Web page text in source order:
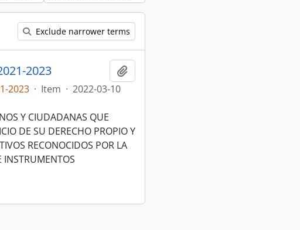
Exclude narrower terms
2023
2023 · Item · 2022-03-10
Y CIUDADANAS QUE
DE SU DERECHO PROPIO Y
RECONOCIDOS POR LA
INSTRUMENTOS